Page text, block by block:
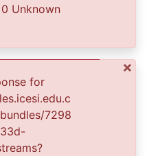
sobre papel blanco.
Resalta manchón
Unknown
×
for
7298